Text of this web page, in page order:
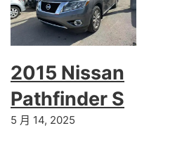
2015 Nissan
Pathfinder S
5 月 14, 2025